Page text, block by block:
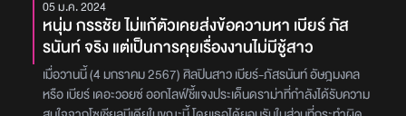
หรือไม่?หลังจบการแสดงในรอบดังกล่าว แฟนคลับจำนวนไม่น้อยเข้าไป
แสดงความคิดเห็นถึงประเด็นนี้ จน #ล็อคกี้แฟน ทะยานติดเทรนทวิต
เตอร์ในอันดับที่ 1 พร้อมกันนี้ยังมีการแชร์ภาพแชตซึ่งอ้างว่าเป็นการ
สนทนาระหว่าง เพิร์ธ กับ ทีมงานในคอนเสิร์ต โดยมีการส่งสัญญาณว่า
เธอสวมกางเกงสีม่วง ฝากทีมงานเล็งเธอด้วย อีกทั้งยังมีวิดีโอบางช่วง
05 ม.ค. 2024
หนุ่ม กรรชัย ไม่แก้ตัวเคยส่งข้อความหา เบียร์ ภัส
รนันท์ จริง แต่เป็นการคุยเรื่องงานไม่มีชู้สาว
เมื่อวานนี้ (4 มกราคม 2567) ศิลปินสาว เบียร์-ภัสรนันท์ อัษฎมงคล
หรือ เบียร์ เดอะวอยซ์ ออกไลฟ์ชี้แจงประเด็นดราม่าที่กำลังได้รับความ